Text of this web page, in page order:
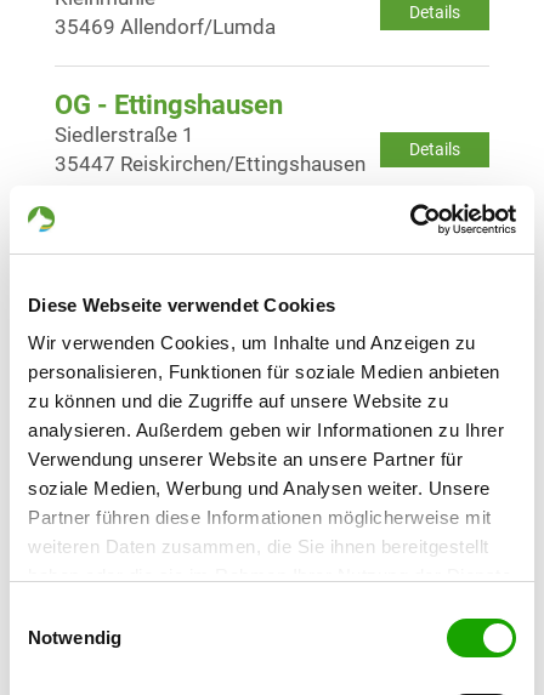
Diese Webseite verwendet Cookies
Wir verwenden Cookies, um Inhalte und Anzeigen zu
personalisieren, Funktionen für soziale Medien anbieten
zu können und die Zugriffe auf unsere Website zu
analysieren. Außerdem geben wir Informationen zu Ihrer
Verwendung unserer Website an unsere Partner für
soziale Medien, Werbung und Analysen weiter. Unsere
Partner führen diese Informationen möglicherweise mit
weiteren Daten zusammen, die Sie ihnen bereitgestellt
Cookies, wenn Sie unsere Webseite weiterhin nutzen.
Notwendig
Details
35469 Allendorf/Lumda
OG - Ettingshausen
Details
Siedlerstraße 1
35447 Reiskirchen/Ettingshausen
35463 Fernwald
OG - Großen-Buseck
Details
Am hohen Berg
35418 Buseck
OG - Grünberg
Details
Am Walkweg 6
OG - Hungen